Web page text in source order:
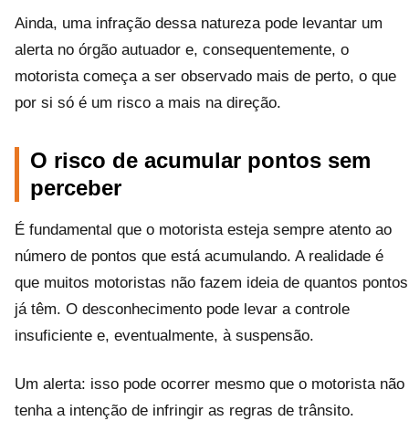
Ainda, uma infração dessa natureza pode levantar um
alerta no órgão autuador e, consequentemente, o
motorista começa a ser observado mais de perto, o que
por si só é um risco a mais na direção.
O risco de acumular pontos sem
perceber
É fundamental que o motorista esteja sempre atento ao
número de pontos que está acumulando. A realidade é
que muitos motoristas não fazem ideia de quantos pontos
já têm. O desconhecimento pode levar a controle
insuficiente e, eventualmente, à suspensão.
Um alerta: isso pode ocorrer mesmo que o motorista não
tenha a intenção de infringir as regras de trânsito.